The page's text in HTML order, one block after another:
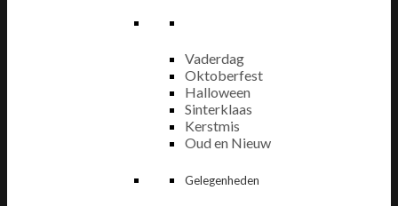
Vaderdag
Oktoberfest
Halloween
Sinterklaas
Kerstmis
Oud en Nieuw
Gelegenheden